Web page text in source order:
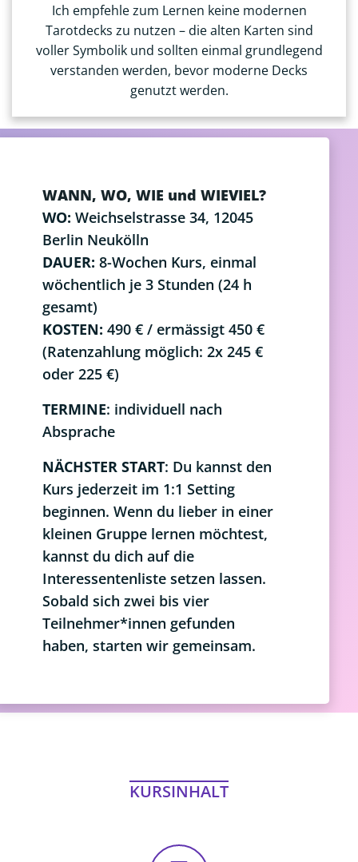
Ich empfehle zum Lernen keine modernen
Tarotdecks zu nutzen – die alten Karten sind
voller Symbolik und sollten einmal grundlegend
verstanden werden, bevor moderne Decks
genutzt werden.
WANN, WO, WIE und WIEVIEL?
WO: Weichselstrasse 34, 12045
Berlin Neukölln
DAUER: 8-Wochen Kurs, einmal
wöchentlich je 3 Stunden (24 h
gesamt)
KOSTEN: 490 € / ermässigt 450 €
(Ratenzahlung möglich: 2x 245 €
oder 225 €)
TERMINE: individuell nach
Absprache
NÄCHSTER START: Du kannst den
Kurs jederzeit im 1:1 Setting
beginnen. Wenn du lieber in einer
kleinen Gruppe lernen möchtest,
kannst du dich auf die
Interessentenliste setzen lassen.
Sobald sich zwei bis vier
Teilnehmer*innen gefunden
haben, starten wir gemeinsam.
KURSINHALT